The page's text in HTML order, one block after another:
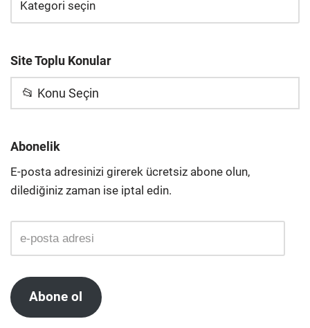
Site Toplu Konular
📂 Konu Seçin
Abonelik
E-posta adresinizi girerek ücretsiz abone olun,
dilediğiniz zaman ise iptal edin.
Abone ol